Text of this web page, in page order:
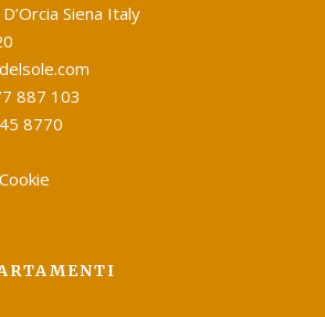
Siena Italy
887 103
8770